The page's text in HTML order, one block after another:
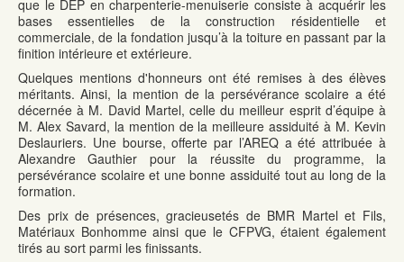
que le DEP en charpenterie-menuiserie consiste à acquérir les
bases essentielles de la construction résidentielle et
commerciale, de la fondation jusqu’à la toiture en passant par la
finition intérieure et extérieure.
Quelques mentions d'honneurs ont été remises à des élèves
méritants. Ainsi, la mention de la persévérance scolaire a été
décernée à M. David Martel, celle du meilleur esprit d’équipe à
M. Alex Savard, la mention de la meilleure assiduité à M. Kevin
Deslauriers. Une bourse, offerte par l’AREQ a été attribuée à
Alexandre Gauthier pour la réussite du programme, la
persévérance scolaire et une bonne assiduité tout au long de la
formation.
Des prix de présences, gracieusetés de BMR Martel et Fils,
Matériaux Bonhomme ainsi que le CFPVG, étaient également
tirés au sort parmi les finissants.